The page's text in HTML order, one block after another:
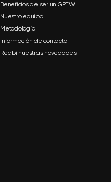
Beneficios de ser un GPTW
Nuestro equipo
Metodología
Información de contacto
Recibí nuestras novedades